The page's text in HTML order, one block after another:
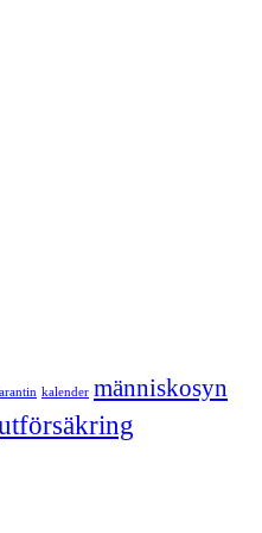
kalender människosyn